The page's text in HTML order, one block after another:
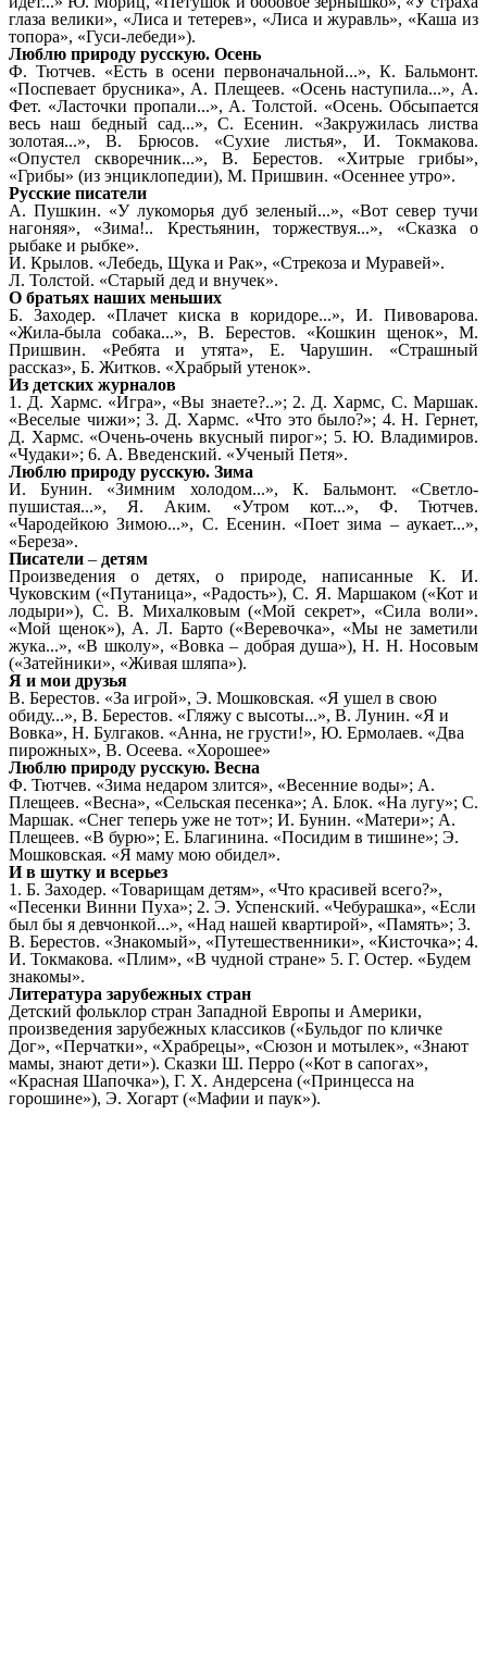
глаза велики», «Лиса и тетерев», «Лиса и журавль», «Каша из
топора», «Гуси-лебеди»).
Люблю природу русскую. Осень
Ф. Тютчев. «Есть в осени первоначальной...», К. Бальмонт.
«Поспевает брусника», А. Плещеев. «Осень наступила...», А.
Фет. «Ласточки пропали...», А. Толстой. «Осень. Обсыпается
весь наш бедный сад...», С. Есенин. «Закружилась листва
золотая...», В. Брюсов. «Сухие листья», И. Токмакова.
«Опустел скворечник...», В. Берестов. «Хитрые грибы»,
«Грибы» (из энциклопедии), М. Пришвин. «Осеннее утро».
Русские писатели
А. Пушкин. «У лукоморья дуб зеленый...», «Вот север тучи
нагоняя», «Зима!.. Крестьянин, торжествуя...», «Сказка о
рыбаке и рыбке».
И. Крылов. «Лебедь, Щука и Рак», «Стрекоза и Муравей».
Л. Толстой. «Старый дед и внучек».
О братьях наших меньших
Б. Заходер. «Плачет киска в коридоре...», И. Пивоварова.
«Жила-была собака...», В. Берестов. «Кошкин щенок», М.
Пришвин. «Ребята и утята», Е. Чарушин. «Страшный
рассказ», Б. Житков. «Храбрый утенок».
Из детских журналов
1. Д. Хармс. «Игра», «Вы знаете?..»; 2. Д. Хармс, С. Маршак.
«Веселые чижи»; 3. Д. Хармс. «Что это было?»; 4. Н. Гернет,
Д. Хармс. «Очень-очень вкусный пирог»; 5. Ю. Владимиров.
«Чудаки»; 6. А. Введенский. «Ученый Петя».
Люблю природу русскую. Зима
И. Бунин. «Зимним холодом...», К. Бальмонт. «Светло-
пушистая...», Я. Аким. «Утром кот...», Ф. Тютчев.
«Чародейкою Зимою...», С. Есенин. «Поет зима –аукает...»,
«Береза».
Писатели – детям
Произведения о детях, о природе, написанные К. И.
Чуковским («Путаница», «Радость»), С. Я. Маршаком («Кот и
лодыри»), С. В. Михалковым («Мой секрет», «Сила воли».
«Мой щенок»), А. Л. Барто («Веревочка», «Мы не заметили
жука...», «В школу», «Вовка– добрая душа»), Н. Н. Носовым
(«Затейники», «Живая шляпа»).
Я и мои друзья
В. Берестов. «За игрой», Э. Мошковская. «Я ушел в свою
обиду...», В. Берестов. «Гляжу с высоты...», В. Лунин. «Я и
Вовка», Н. Булгаков. «Анна, не грусти!», Ю. Ермолаев. «Два
пирожных», В. Осеева. «Хорошее»
Люблю природу русскую. Весна
Ф. Тютчев. «Зима недаром злится», «Весенние воды»; А.
Плещеев. «Весна», «Сельская песенка»; А. Блок. «На лугу»; С.
Маршак. «Снег теперь уже не тот»; И. Бунин. «Матери»; А.
Плещеев. «В бурю»; Е. Благинина. «Посидим в тишине»; Э.
Мошковская. «Я маму мою обидел».
И в шутку и всерьез
1. Б. Заходер. «Товарищам детям», «Что красивей всего?»,
«Песенки Винни Пуха»; 2. Э. Успенский. «Чебурашка», «Если
был бы я девчонкой...», «Над нашей квартирой», «Память»; 3.
В. Берестов. «Знакомый», «Путешественники», «Кисточка»; 4.
И. Токмакова. «Плим», «В чудной стране» 5. Г. Остер. «Будем
знакомы».
Литература зарубежных стран
Детский фольклор стран Западной Европы и Америки,
произведения зарубежных классиков («Бульдог по кличке
Дог», «Перчатки», «Храбрецы», «Сюзон и мотылек», «Знают
мамы, знают дети»). Сказки Ш. Перро («Кот в сапогах»,
«Красная Шапочка»), Г. X. Андерсена («Принцесса на
горошине»), Э. Хогарт («Мафии и паук»).